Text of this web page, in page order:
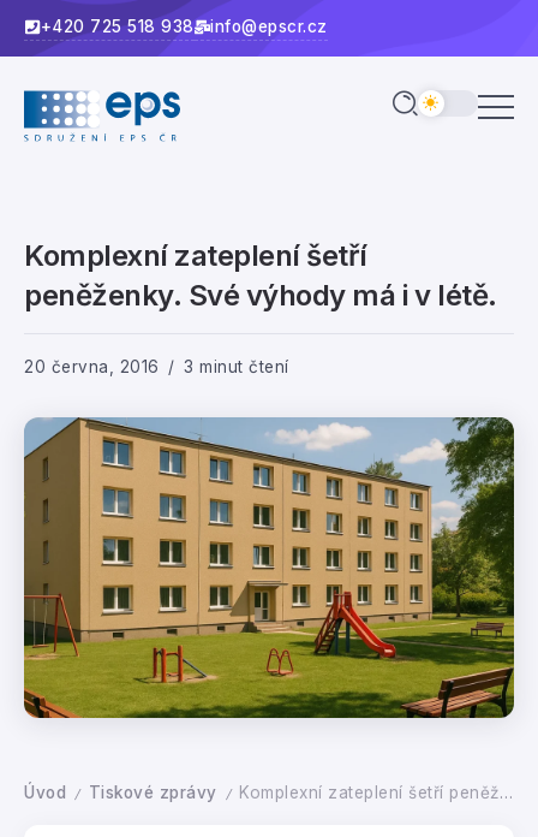
+420 725 518 938 info@epscr.cz
Komplexní zateplení šetří
peněženky. Své výhody má i v létě.
20 června, 2016 3 minut čtení
Úvod / Tiskové zprávy / Komplexní zateplení šetří peněženky. Své výhody má i v létě.